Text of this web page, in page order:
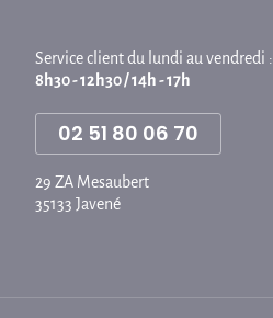
Service client du lundi au vendredi :
8h30 - 12h30 / 14h - 17h
02 51 80 06 70
29 ZA Mesaubert
35133 Javené